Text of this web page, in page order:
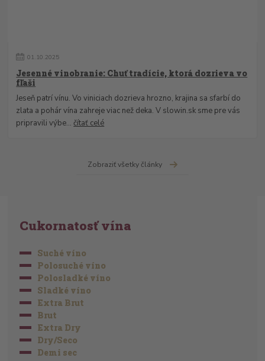
01. 10.2025
Jesenné vinobranie: Chuť tradície, ktorá dozrieva vo
fľaši
Jeseň patrí vínu. Vo viniciach dozrieva hrozno, krajina sa sfarbí do
zlata a pohár vína zahreje viac než deka. V slowin.sk sme pre vás
pripravili výbe...čítať celé
Zobraziť všetky články
Cukornatosť vína
Suché víno
Polosuché víno
Polosladké víno
Sladké víno
Extra Brut
Brut
Extra Dry
Dry/Seco
Demi sec